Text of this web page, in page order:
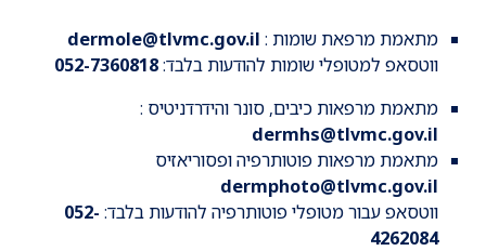
מתאמת מרפאת שומות : dermole@tlvmc.gov.il
ווטסאפ למטופלי שומות להודעות בלבד:052-7360818
מתאמת מרפאות כיבים, סונר והידרדניטיס :
dermhs@tlvmc.gov.il
מתאמת מרפאות פוטותרפיה ופסוריאזיס
dermphoto@tlvmc.gov.il
ווטסאפ עבור מטופלי פוטותרפיה להודעות בלבד: 052-
4262084